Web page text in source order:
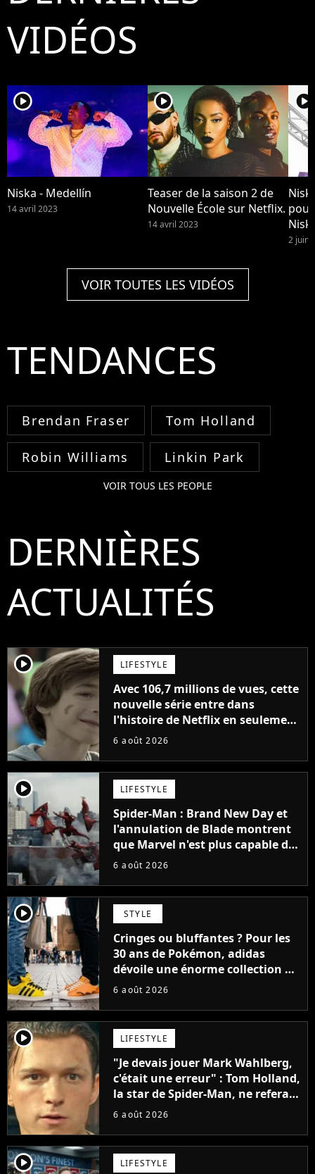
VIDÉOS
player2
Niska - Medellín
14 avril 2023
player2
Teaser de la saison 2 de
Nouvelle École sur Netflix.
14 avril 2023
player2
2 juin
VOIR TOUTES LES VIDÉOS
TENDANCES
Brendan Fraser Tom Holland
Robin Williams Linkin Park
VOIR TOUS LES PEOPLE
DERNIÈRES
ACTUALITÉS
player2 LIFESTYLE
Avec 106,7 millions de vues, cette
nouvelle série entre dans
l'histoire de Netflix en seulement
48 jours
6 août 2026
player2 LIFESTYLE
Spider-Man : Brand New Day et
l'annulation de Blade montrent
que Marvel n'est plus capable de
faire quoi que ce soit de simple
6 août 2026
player2 STYLE
Cringes ou bluffantes ? Pour les
30 ans de Pokémon, adidas
dévoile une énorme collection de
sneakers et je ne sais pas quoi en
6 août 2026
player2 LIFESTYLE
"Je devais jouer Mark Wahlberg,
c'était une erreur" : Tom Holland,
la star de Spider-Man, ne referait
pas ce blockbuster
6 août 2026
player2 LIFESTYLE